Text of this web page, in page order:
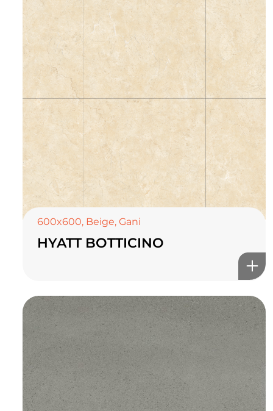
600x600, Beige, Gani
HYATT BOTTICINO